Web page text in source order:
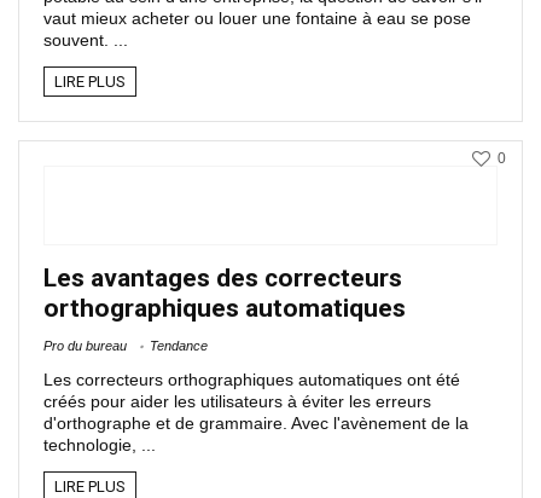
vaut mieux acheter ou louer une fontaine à eau se pose
souvent. ...
LIRE PLUS
Les avantages des correcteurs
orthographiques automatiques
Pro du bureau Tendance
Les correcteurs orthographiques automatiques ont été
créés pour aider les utilisateurs à éviter les erreurs
d'orthographe et de grammaire. Avec l'avènement de la
technologie, ...
LIRE PLUS
0